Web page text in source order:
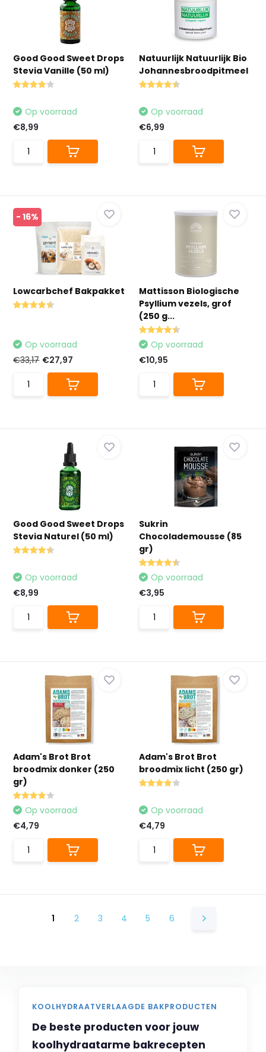
Good Good Sweet Drops
Stevia Vanille (50 ml)
Op voorraad
€8,99
Natuurlijk Natuurlijk Bio
Johannesbroodpitmeel
Op voorraad
€6,99
- 16%
Lowcarbchef Bakpakket
Op voorraad
€33,17 €27,97
Mattisson Biologische
Psyllium vezels, grof
(250 g...
Op voorraad
€10,95
Good Good Sweet Drops
Stevia Naturel (50 ml)
Op voorraad
€8,99
Sukrin
Chocolademousse (85
gr)
Op voorraad
€3,95
Adam's Brot Brot
broodmix donker (250
gr)
Op voorraad
€4,79
Adam's Brot Brot
broodmix licht (250 gr)
Op voorraad
€4,79
1 2 3 4 5 6
KOOLHYDRAATVERLAAGDE BAKPRODUCTEN
De beste producten voor jouw
koolhydraatarme bakrecepten